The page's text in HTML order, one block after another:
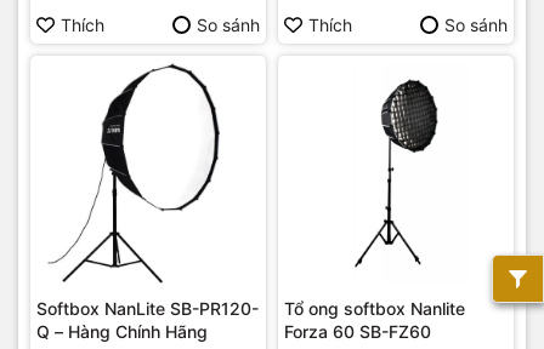
Thích So sánh Thích So sánh
Softbox NanLite SB-PR120-
Q – Hàng Chính Hãng
Tổ ong softbox Nanlite
Forza 60 SB-FZ60